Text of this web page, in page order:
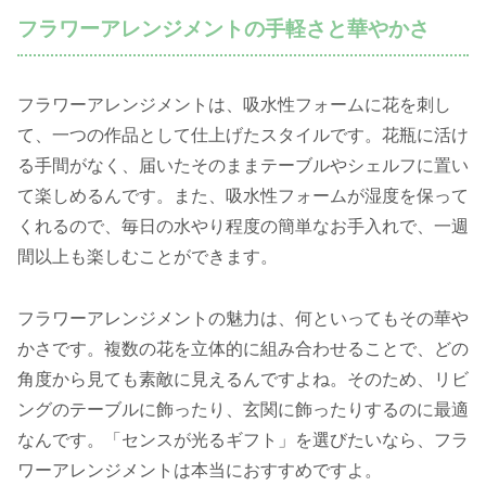
フラワーアレンジメントの手軽さと華やかさ
フラワーアレンジメントは、吸水性フォームに花を刺し
て、一つの作品として仕上げたスタイルです。花瓶に活け
る手間がなく、届いたそのままテーブルやシェルフに置い
て楽しめるんです。また、吸水性フォームが湿度を保って
くれるので、毎日の水やり程度の簡単なお手入れで、一週
間以上も楽しむことができます。
フラワーアレンジメントの魅力は、何といってもその華や
かさです。複数の花を立体的に組み合わせることで、どの
角度から見ても素敵に見えるんですよね。そのため、リビ
ングのテーブルに飾ったり、玄関に飾ったりするのに最適
なんです。「センスが光るギフト」を選びたいなら、フラ
ワーアレンジメントは本当におすすめですよ。